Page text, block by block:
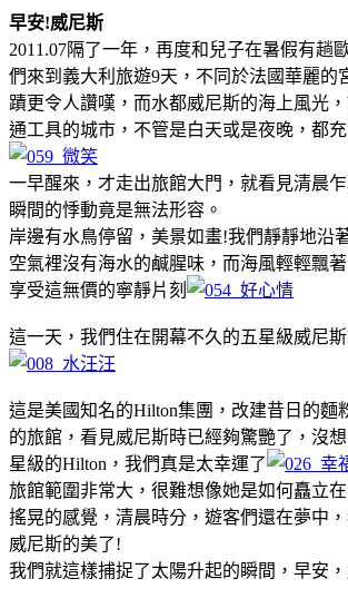
早安!威尼斯
2011.07隔了一年，再度和兒子在暑假有趟
們來到義大利旅遊9天，不同於法國華麗的
蹟更令人讚嘆，而水都威尼斯的海上風光
通工具的城市，不管是白天或是夜晚，都
一早醒來，才走出旅館大門，就看見清晨
瞬間的悸動竟是無法形容。
岸邊有水鳥停留，美景如畫!我們靜靜地沿
空氣裡沒有海水的鹹腥味，而海風輕輕飄
享受這無價的寧靜片刻
這一天，我們住在開幕不久的五星級威尼
這是美國知名的Hilton集團，改建昔日的麵
的旅館，看見威尼斯時已經夠驚艷了，沒
星級的Hilton，我們真是太幸運了
旅館範圍非常大，很難想像她是如何矗立
搖晃的感覺，清晨時分，遊客們還在夢中
威尼斯的美了!
我們就這樣捕捉了太陽升起的瞬間，早安